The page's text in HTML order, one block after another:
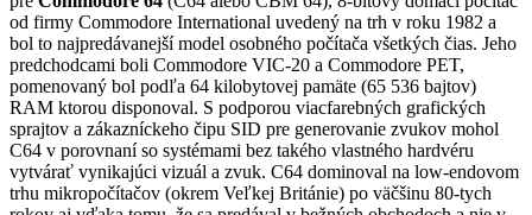
od firmy Commodore International uvedený na trh v roku 1982 a
bol to najpredávanejší model osobného počítača všetkých čias. Jeho
predchodcami boli Commodore VIC-20 a Commodore PET,
pomenovaný bol podľa 64 kilobytovej pamäte (65 536 bajtov)
RAM ktorou disponoval. S podporou viacfarebných grafických
sprajtov a zákazníckeho čipu SID pre generovanie zvukov mohol
C64 v porovnaní so systémami bez takého vlastného hardvéru
vytvárať vynikajúci vizuál a zvuk. C64 dominoval na low-endovom
trhu mikropočítačov (okrem Veľkej Británie) po väčšinu 80-tych